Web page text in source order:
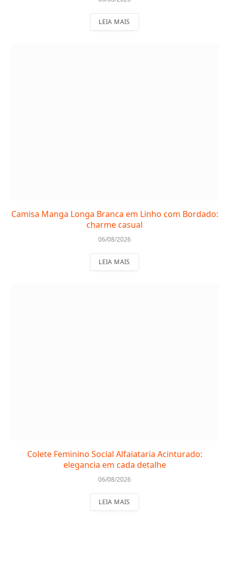
LEIA MAIS
Camisa Manga Longa Branca em Linho com Bordado:
charme casual
06/08/2026
LEIA MAIS
Colete Feminino Social Alfaiataria Acinturado:
elegancia em cada detalhe
06/08/2026
LEIA MAIS